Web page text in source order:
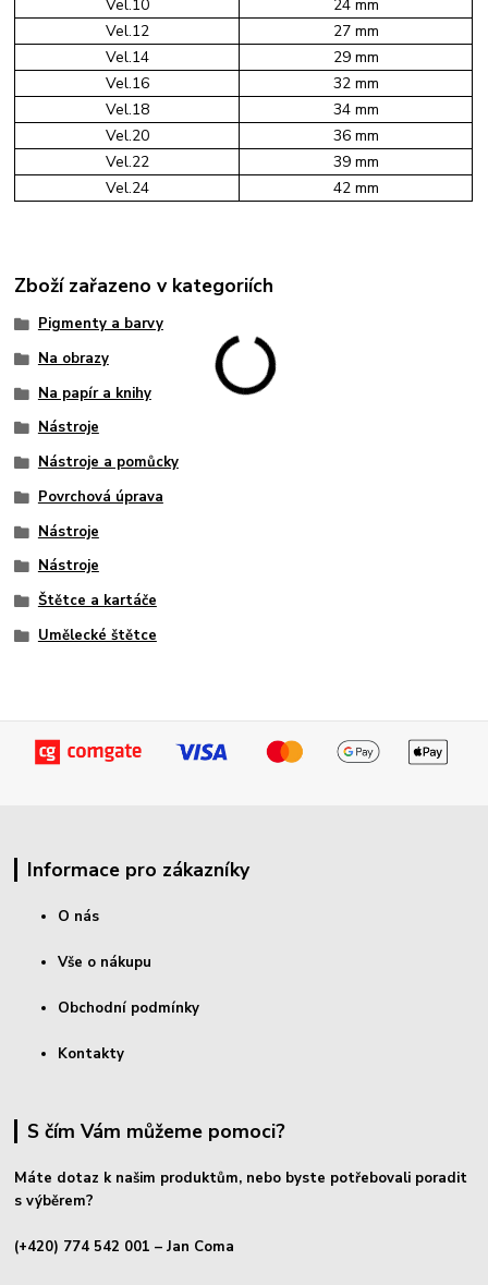
Vel.10
24 mm
Vel.12
27 mm
Vel.14
29 mm
Vel.16
32 mm
Vel.18
34 mm
Vel.20
36 mm
Vel.22
39 mm
Vel.24
42 mm
Zboží zařazeno v kategoriích
Pigmenty a barvy
Na obrazy
Na papír a knihy
Nástroje
Nástroje a pomůcky
Povrchová úprava
Nástroje
Nástroje
Štětce a kartáče
Umělecké štětce
Informace pro zákazníky
O nás
Vše o nákupu
Obchodní podmínky
Kontakty
S čím Vám můžeme pomoci?
Máte dotaz k našim produktům, nebo byste potřebovali poradit
s výběrem?
(+420) 774 542 001 – Jan Coma